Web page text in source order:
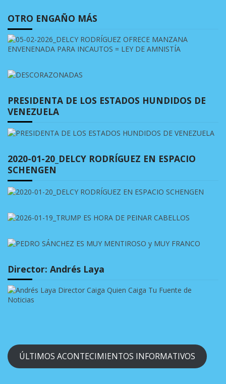
OTRO ENGAÑO MÁS
PRESIDENTA DE LOS ESTADOS HUNDIDOS DE
VENEZUELA
2020-01-20_DELCY RODRÍGUEZ EN ESPACIO
SCHENGEN
Director: Andrés Laya
ÚLTIMOS ACONTECIMIENTOS INFORMATIVOS